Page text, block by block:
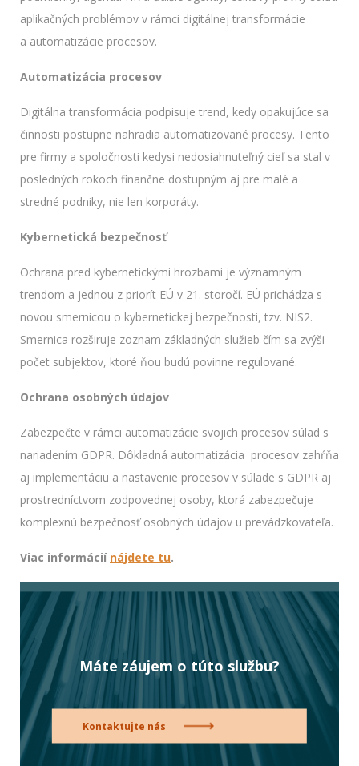
aplikačných problémov v rámci digitálnej transformácie
a automatizácie procesov.
Automatizácia procesov
Digitálna transformácia podpisuje trend, kedy opakujúce sa
činnosti postupne nahradia automatizované procesy. Tento
pre firmy a spoločnosti kedysi nedosiahnuteľný cieľ sa stal v
posledných rokoch finančne dostupným aj pre malé a
stredné podniky, nie len korporáty.
Kybernetická bezpečnosť
Ochrana pred kybernetickými hrozbami je významným
trendom a jednou z priorít EÚ v 21. storočí. EÚ prichádza s
novou smernicou o kybernetickej bezpečnosti, tzv. NIS2.
Smernica rozširuje zoznam základných služieb čím sa zvýši
počet subjektov, ktoré ňou budú povinne regulované.
Ochrana osobných údajov
Zabezpečte v rámci automatizácie svojich procesov súlad s
nariadením GDPR. Dôkladná automatizácia procesov zahŕňa
aj implementáciu a nastavenie procesov v súlade s GDPR aj
prostredníctvom zodpovednej osoby, ktorá zabezpečuje
komplexnú bezpečnosť osobných údajov u prevádzkovateľa.
Viac informácií nájdete tu.
Máte záujem o túto službu?
Kontaktujte nás